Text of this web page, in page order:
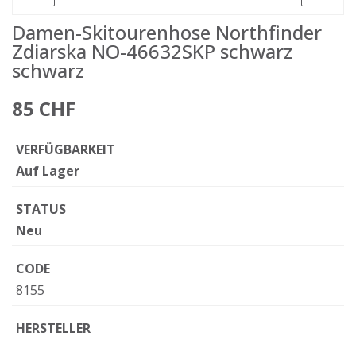
Damen-Skitourenhose Northfinder
Zdiarska NO-46632SKP schwarz
schwarz
85 CHF
VERFÜGBARKEIT
Auf Lager
STATUS
Neu
CODE
8155
HERSTELLER